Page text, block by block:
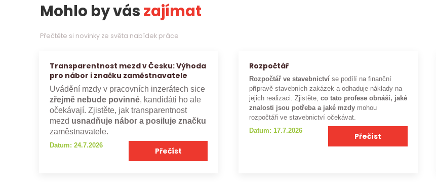
Mohlo by vászajímat
Přečtěte si novinky ze světa nabídek práce
Transparentnost mezd v Česku: Výhoda
pro nábor i značku zaměstnavatele
Uvádění mzdy v pracovních inzerátech sice
zřejmě nebude povinné, kandidáti ho ale
očekávají. Zjistěte, jak transparentnost
mezd usnadňuje nábor a posiluje značku
zaměstnavatele.
Datum: 24.7.2026
Přečíst
Rozpočtář
Rozpočtář ve stavebnictví se podílí na finanční
přípravě stavebních zakázek a odhaduje náklady na
jejich realizaci. Zjistěte,co tato profese obnáší, jaké
znalosti jsou potřeba a jaké mzdy mohou
rozpočtáři ve stavebnictví očekávat.
Datum: 17.7.2026
Přečíst